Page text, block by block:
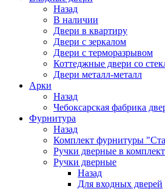
Назад
В наличии
Двери в квартиру
Двери с зеркалом
Двери с терморазрывом
Коттеджные двери со
Двери металл-металл
Арки
Назад
Чебоксарская фабрика
Фурнитура
Назад
Комплект фурнитуры
Ручки дверные в
Ручки дверные
Назад
Для входных дверей